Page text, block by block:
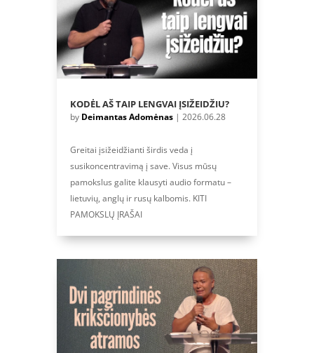
KODĖL AŠ TAIP LENGVAI ĮSIŽEIDŽIU?
by Deimantas Adomėnas| 2026.06.28
Greitai įsižeidžianti širdis veda į
susikoncentravimą į save. Visus mūsų
pamokslus galite klausyti audio formatu –
lietuvių, anglų ir rusų kalbomis. KITI
PAMOKSLŲ ĮRAŠAI